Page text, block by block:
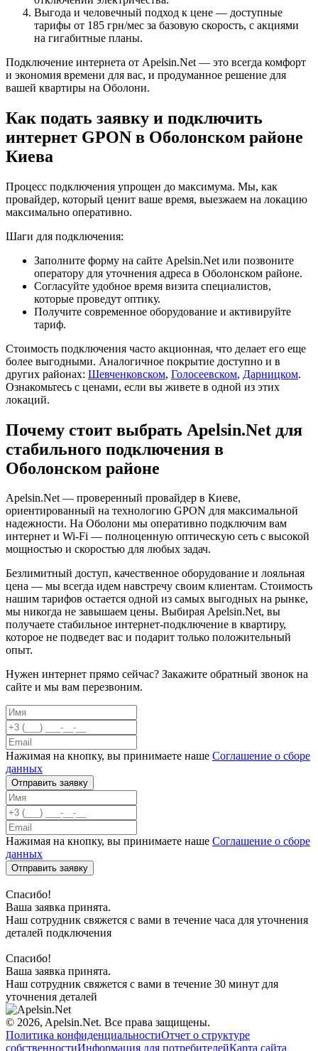
Выгода и человечный подход к цене — доступные
тарифы от 185 грн/мес за базовую скорость, с акциями
на гигабитные планы.
Подключение интернета от Apelsin.Net — это всегда комфорт
и экономия времени для вас, и продуманное решение для
вашей квартиры на Оболони.
Как подать заявку и подключить
интернет GPON в Оболонском районе
Киева
Процесс подключения упрощен до максимума. Мы, как
провайдер, который ценит ваше время, выезжаем на локацию
максимально оперативно.
Шаги для подключения:
Заполните форму на сайте Apelsin.Net или позвоните
оператору для уточнения адреса в Оболонском районе.
Согласуйте удобное время визита специалистов,
которые проведут оптику.
Получите современное оборудование и активируйте
тариф.
Стоимость подключения часто акционная, что делает его еще
более выгодными. Аналогичное покрытие доступно и в
других районах: Шевченковском, Голосеевском, Дарницком.
Ознакомьтесь с ценами, если вы живете в одной из этих
локаций.
Почему стоит выбрать Apelsin.Net для
стабильного подключения в
Оболонском районе
Apelsin.Net — проверенный провайдер в Киеве,
ориентированный на технологию GPON для максимальной
надежности. На Оболони мы оперативно подключим вам
интернет и Wi-Fi — полноценную оптическую сеть с высокой
мощностью и скоростью для любых задач.
Безлимитный доступ, качественное оборудование и лояльная
цена — мы всегда идем навстречу своим клиентам. Стоимость
нашим тарифов остается одной из самых выгодных на рынке,
мы никогда не завышаем цены. Выбирая Apelsin.Net, вы
получаете стабильное интернет-подключение в квартиру,
которое не подведет вас и подарит только положительный
опыт.
Нужен интернет прямо сейчас? Закажите обратный звонок на
сайте и мы вам перезвоним.
Нажимая на кнопку, вы принимаете наше Соглашение о сборе
данных
Отправить заявку
Нажимая на кнопку, вы принимаете наше Соглашение о сборе
данных
Отправить заявку
Спасибо!
Ваша заявка принята.
Наш сотрудник свяжется с вами в течение часа для уточнения
деталей подключения
Спасибо!
Ваша заявка принята.
Наш сотрудник свяжется с вами в течение 30 минут для
уточнения деталей
© 2026, Apelsin.Net. Все права защищены.
Политика конфиденциальностиОтчет о структуре
собственностиИнформация для потребителейКарта сайта